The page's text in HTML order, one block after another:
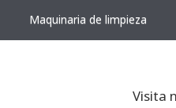
Maquinaria de limpieza
Visita